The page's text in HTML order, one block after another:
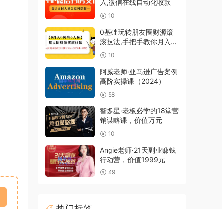
入,微信在线自动化收款
10
0基础玩转朋友圈财源滚
滚技法,手把手教你月入10
万(30节课+PDF)
10
阿威老师·亚马逊广告案例
高阶实操课（2024）
58
智多星·老板必学的18堂营
销谋略课，价值万元
10
Angie老师·21天副业赚钱
行动营，价值1999元
49